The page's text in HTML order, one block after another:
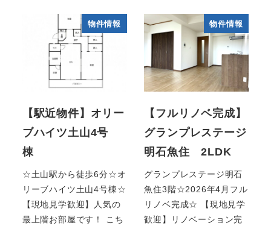
物件情報
【駅近物件】オリー
ブハイツ土山4号
棟
☆土山駅から徒歩6分☆オ
リーブハイツ土山4号棟☆
【現地見学歓迎】人気の
最上階お部屋です！ こち
物件情報
【フルリノベ完成】
グランプレステージ
明石魚住 2LDK
グランプレステージ明石
魚住3階☆2026年4月フル
リノベ完成☆ 【現地見学
歓迎】リノベーション完